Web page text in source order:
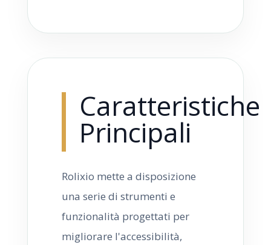
Caratteristiche
Principali
Rolixio mette a disposizione
una serie di strumenti e
funzionalità progettati per
migliorare l'accessibilità,